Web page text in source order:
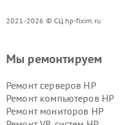
2021-2026 © СЦ hp-fixim.ru
Мы ремонтируем
Ремонт серверов HP
Ремонт компьютеров HP
Ремонт мониторов HP